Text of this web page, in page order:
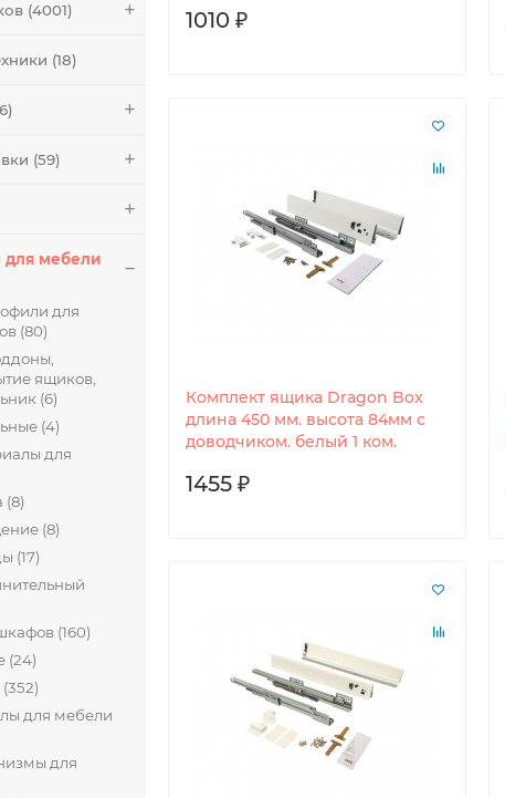
(4001)
(18)
(59)
мебели
для
(80)
ящиков,
(6)
(4)
для
(8)
(8)
(17)
(160)
(24)
для мебели
для
1010 ₽
Комплект ящика Dragon Box
длина 450 мм. высота 84мм с
доводчиком. белый 1 ком.
1455 ₽